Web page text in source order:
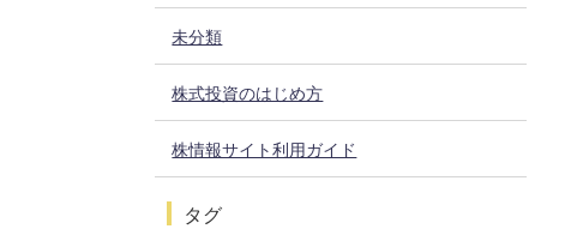
未分類
株式投資のはじめ方
株情報サイト利用ガイド
タグ